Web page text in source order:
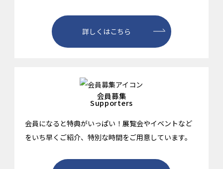
詳しくはこちら
会員募集
Supporters
会員になると特典がいっぱい！展覧会やイベントなど
をいち早くご紹介、特別な時間をご用意しています。